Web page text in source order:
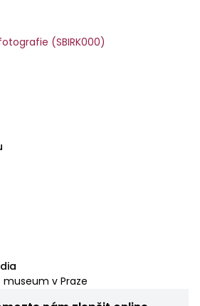
(SBIRK000)
v Praze